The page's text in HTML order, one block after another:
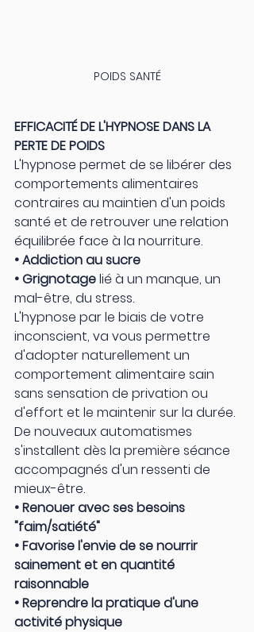
POIDS SANTÉ
EFFICACITÉ DE L'HYPNOSE DANS LA
PERTE DE POIDS
L'hypnose permet de se libérer des
comportements alimentaires
contraires au maintien d'un poids
santé et de retrouver une relation
équilibrée face à la nourriture.
• Addiction au sucre
• Grignotage lié à un manque, un
mal-être, du stress.
L'hypnose par le biais de votre
inconscient, va vous permettre
d'adopter naturellement un
comportement alimentaire sain
sans sensation de privation ou
d'effort et le maintenir sur la durée.
De nouveaux automatismes
s'installent dès la première séance
accompagnés d'un ressenti de
mieux-être.
• Renouer avec ses besoins
"faim/satiété"
• Favorise l'envie de se nourrir
sainement et en quantité
raisonnable
• Reprendre la pratique d'une
activité physique